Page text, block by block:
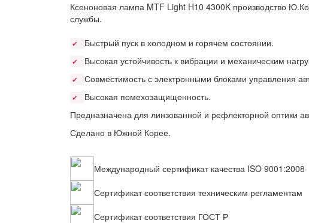
Ксеноновая лампа MTF Light H10 4300K производство
службы.
✔ Быстрый пуск в холодном и горячем состоянии.
✔ Высокая устойчивость к вибрации и механическим
✔ Совместимость с электронными блоками управления
✔
Высокая помехозащищенность.
Предназначена для линзованной и рефлекторной оптики
Сделано в Южной Корее.
Международный сертификат качества ISO 9001:2008
Сертификат соответствия техническим регламентам
Сертификат соответствия ГОСТ Р